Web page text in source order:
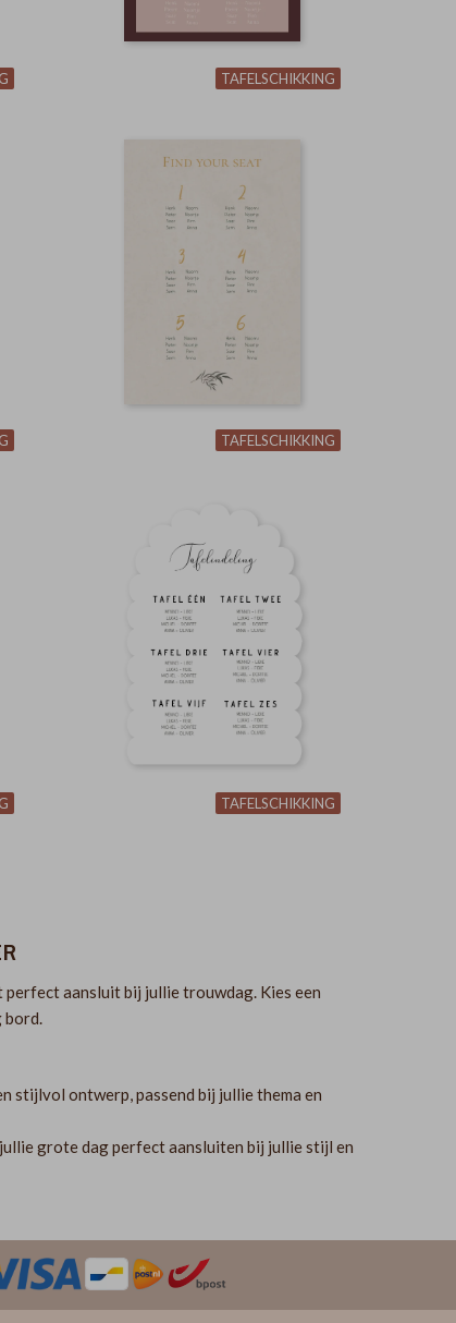
TAFELSCHIKKING
TAFELSCHIKKING
TAFELSCHIKKING
aansluit bij jullie trouwdag. Kies een
bord.
stijlvol ontwerp, passend bij jullie thema en
grote dag perfect aansluiten bij jullie stijl en